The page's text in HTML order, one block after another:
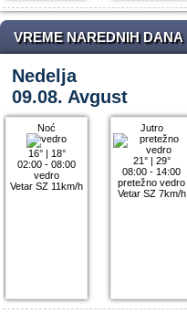
VREME NAREDNIH DANA
Nedelja
09.08. Avgust
Noć
16°| 18°
02:00 - 08:00
vedro
Vetar SZ 11km/h
Jutro
21°| 29°
08:00 - 14:00
pretežno vedro
Vetar SZ 7km/h